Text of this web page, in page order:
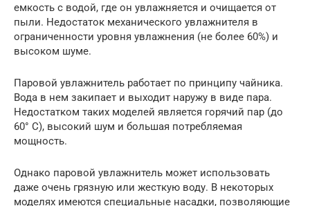
емкость с водой, где он увлажняется и очищается от
пыли. Недостаток механического увлажнителя в
ограниченности уровня увлажнения (не более 60%) и
высоком шуме.
Паровой увлажнитель работает по принципу чайника.
Вода в нем закипает и выходит наружу в виде пара.
Недостатком таких моделей является горячий пар (до
60° C), высокий шум и большая потребляемая
мощность.
Однако паровой увлажнитель может использовать
даже очень грязную или жесткую воду. В некоторых
моделях имеются специальные насадки, позволяющие